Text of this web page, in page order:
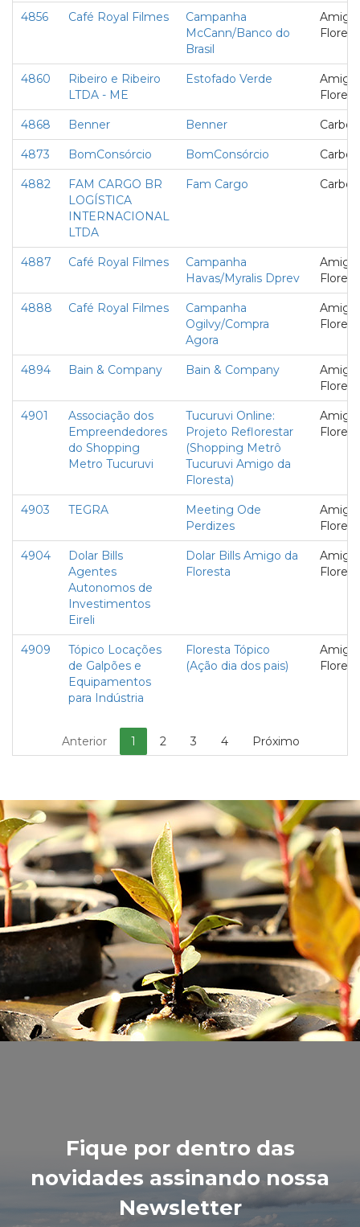
4856 Café Royal Filmes
Campanha
McCann/Banco do
Brasil
Amigo
4860
Ribeiro e Ribeiro
LTDA - ME
Estofado Verde
Amigo
4868 Benner Benner
4873 BomConsórcio BomConsórcio
4882
FAM CARGO BR
LOGÍSTICA
INTERNACIONAL
LTDA
Fam Cargo
4887 Café Royal Filmes
Campanha
Havas/Myralis Dprev
Amigo
4888 Café Royal Filmes
Campanha
Ogilvy/Compra
Agora
Amigo
4894 Bain & Company Bain & Company
Amigo
4901
Associação dos
Empreendedores
do Shopping
Metro Tucuruvi
Tucuruvi Online:
Projeto Reflorestar
(Shopping Metrô
Tucuruvi Amigo da
Floresta)
Amigo
4903 TEGRA
Meeting Ode
Perdizes
Amigo
4904
Dolar Bills
Agentes
Autonomos de
Investimentos
Eireli
Dolar Bills Amigo da
Floresta
Amigo
4909
Tópico Locações
de Galpões e
Equipamentos
para Indústria
Floresta Tópico
(Ação dia dos pais)
Amigo
Anterior 1 2 3 4 Próximo
Fique por dentro das
novidades assinando nossa
Newsletter